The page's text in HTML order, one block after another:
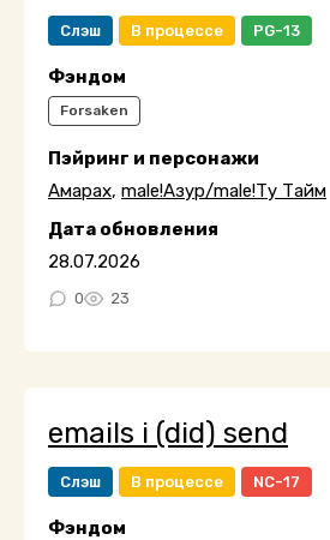
Слэш В процессе PG-13
Фэндом
Forsaken
Пэйринг и персонажи
Амарах, male!Азур/male!Ту Тайм
Дата обновления
28.07.2026
0 23
emails i (did) send
Слэш В процессе NC-17
Фэндом